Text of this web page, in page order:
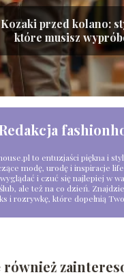
Kozaki przed kolano:
które musisz
Redakcja
to entuzjaści piękna i
modę, urodę i inspiracje
i czuć się najlepiej w
ale też na co dzień.
i rozrywkę, które dopełnią
również